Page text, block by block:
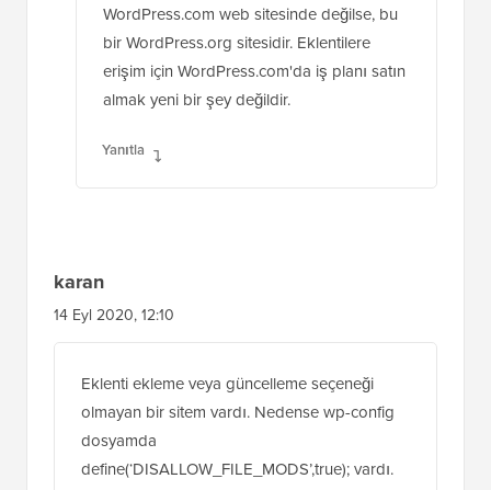
WordPress.com web sitesinde değilse, bu
bir WordPress.org sitesidir. Eklentilere
erişim için WordPress.com'da iş planı satın
almak yeni bir şey değildir.
Yanıtla
karan
14 Eyl 2020, 12:10
Eklenti ekleme veya güncelleme seçeneği
olmayan bir sitem vardı. Nedense wp-config
dosyamda
define(‘DISALLOW_FILE_MODS’,true); vardı.